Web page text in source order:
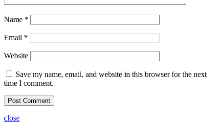
Name *
Email *
Website
Save my name, email, and website in this browser for the next
time I comment.
close